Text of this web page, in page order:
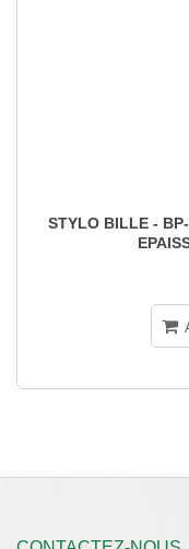
STYLO BILLE -